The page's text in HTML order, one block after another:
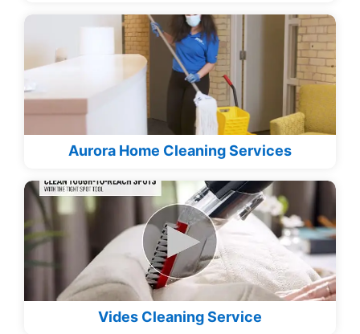
Aurora Home Cleaning Services
Vides Cleaning Service